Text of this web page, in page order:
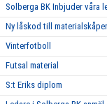
Solberga BK Inbjuder våra
Ny låskod till
Vinterfotboll
Futsal material
S:t Eriks diplom